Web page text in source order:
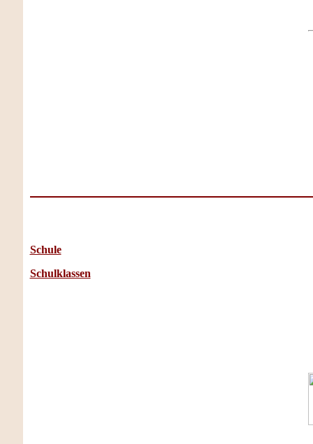
Schule
Schulklassen